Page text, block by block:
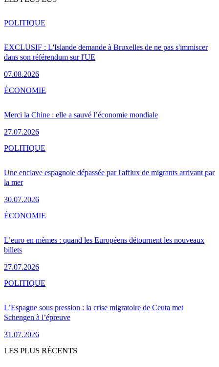
EXCLUSIF : L'Islande demande à Bruxelles de ne pas s'immiscer
dans son référendum sur l'UE
07.08.2026
POLITIQUE
Merci la Chine : elle a sauvé l’économie mondiale
27.07.2026
ÉCONOMIE
Une enclave espagnole dépassée par l'afflux de migrants arrivant par
la mer
30.07.2026
POLITIQUE
L’euro en mèmes : quand les Européens détournent les nouveaux
billets
27.07.2026
ÉCONOMIE
L’Espagne sous pression : la crise migratoire de Ceuta met
Schengen à l’épreuve
31.07.2026
POLITIQUE
LES PLUS RÉCENTS